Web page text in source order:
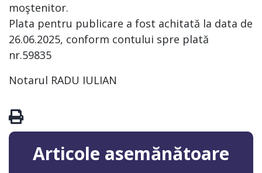
moştenitor.
Plata pentru publicare a fost achitată la data de
26.06.2025, conform contului spre plată
nr.59835
Notarul RADU IULIAN
Articole asemănătoare